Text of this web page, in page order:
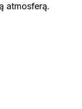
atmosferą.